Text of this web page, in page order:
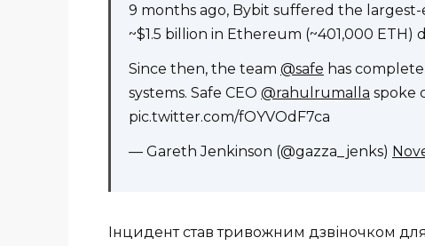
9 months ago, Bybit suffered the
~$1.5 billion in Ethereum (~401,000
Since then, the team @safe has
systems. Safe CEO @rahulrumalla spoke
pic.twitter.com/fOYVOdF7ca
— Gareth Jenkinson (@gazza_jenks)
Інцидент став тривожним дзвіночком